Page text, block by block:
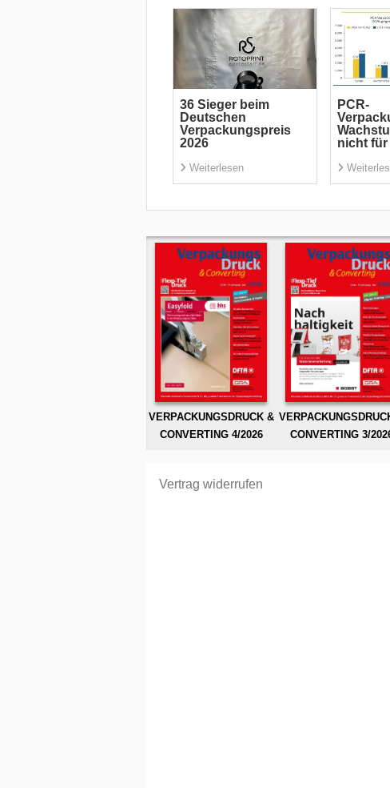
36 Sieger beim
Deutschen
Verpackungspreis
2026
Weiterlesen
PCR-
nicht für
VERPACKUNGSDRUCK &
CONVERTING 4/2026
CONVERTING 3/
Vertrag widerrufen